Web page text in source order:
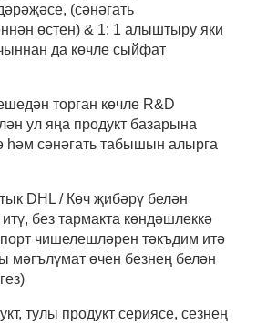
(сәнәгать
өстен) & 1: 1 алыштыру яки
да көчле сыйфат
торган көчле R&D
ул яңа продукт базарына
һәм сәнәгать табышын алырга
DHL / Көч җибәрү белән
без тармакта көндәшлеккә
чишелешләрен тәкъдим итә
мәгълүмат өчен безнең белән
тулы продукт сериясе, сезнең